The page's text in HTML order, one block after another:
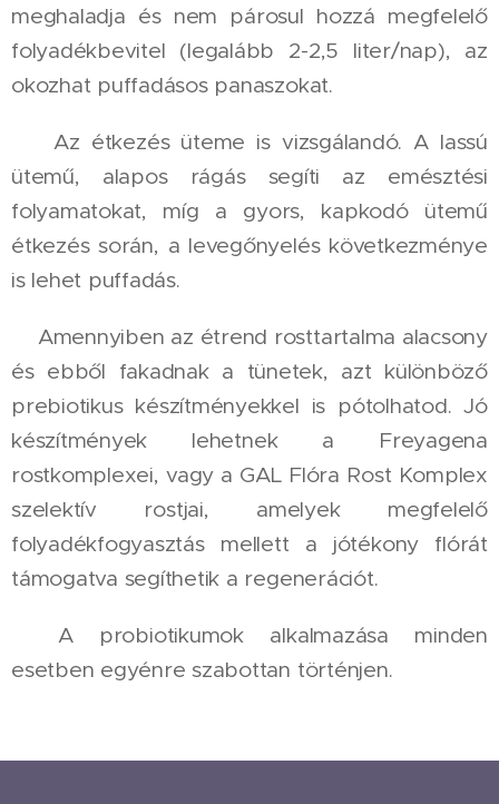
meghaladja és nem párosul hozzá megfelelő
folyadékbevitel (legalább 2-2,5 liter/nap), az
okozhat puffadásos panaszokat.
🌸 Az étkezés üteme is vizsgálandó. A lassú
ütemű, alapos rágás segíti az emésztési
folyamatokat, míg a gyors, kapkodó ütemű
étkezés során, a levegőnyelés következménye
is lehet puffadás.
🌸Amennyiben az étrend rosttartalma alacsony
és ebből fakadnak a tünetek, azt különböző
prebiotikus készítményekkel is pótolhatod. Jó
készítmények lehetnek a Freyagena
rostkomplexei, vagy a GAL Flóra Rost Komplex
szelektív rostjai, amelyek megfelelő
folyadékfogyasztás mellett a jótékony flórát
támogatva segíthetik a regenerációt.
🌸A probiotikumok alkalmazása minden
esetben egyénre szabottan történjen.